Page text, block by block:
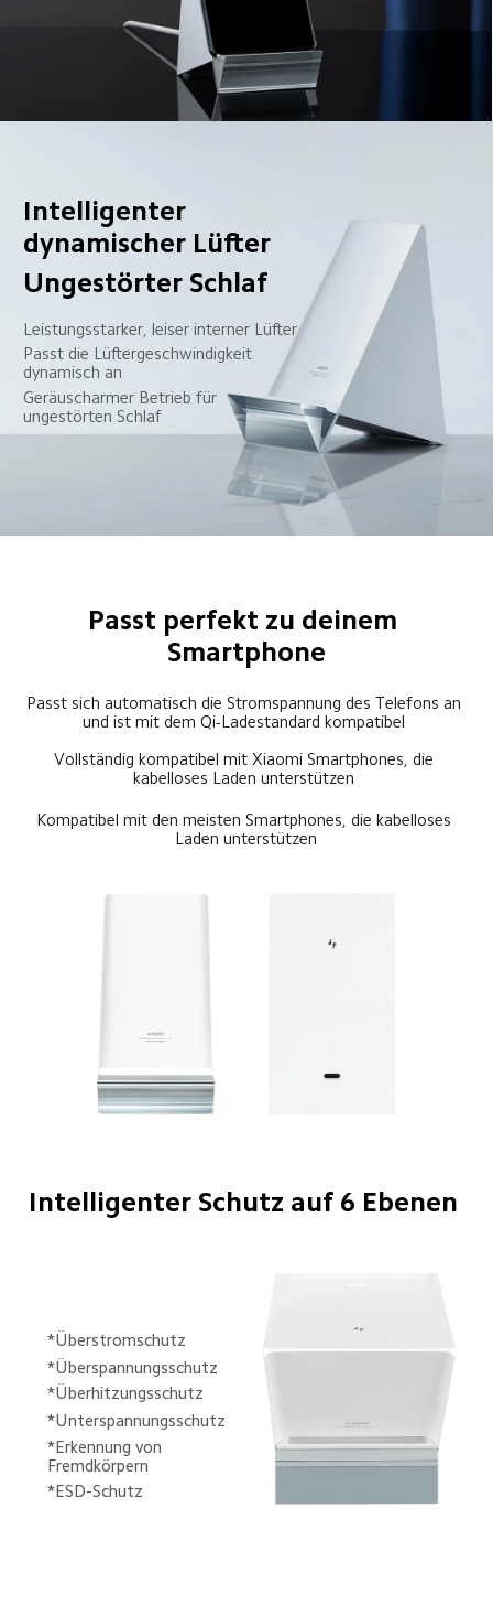
Intelligenter
dynamischer Lüfter
Ungestörter Schlaf
Leistungsstarker, leiser interner Lüfter
Passt die Lüftergeschwindigkeit
dynamisch an
Geräuscharmer Betrieb für
ungestörten Schlaf
Passt perfekt zu deinem
Smartphone
Passt sich automatisch die Stromspannung des Telefons an
und ist mit dem Qi-Ladestandard kompatibel
Vollständig kompatibel mit Xiaomi Smartphones, die
kabelloses Laden unterstützen
Kompatibel mit den meisten Smartphones, die kabelloses
Laden unterstützen
Intelligenter Schutz auf 6 Ebenen
*Überstromschutz
*Überspannungsschutz
*Überhitzungsschutz
*Unterspannungsschutz
*Erkennung von
Fremdkörpern
*ESD-Schutz